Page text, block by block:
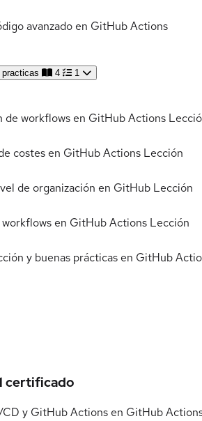
avanzado en GitHub Actions
4 1
de workflows en GitHub Actions
costes en GitHub Actions Lección
de organización en GitHub Lección
en GitHub Actions Lección
y buenas prácticas en GitHub
certificado
y GitHub Actions en GitHub